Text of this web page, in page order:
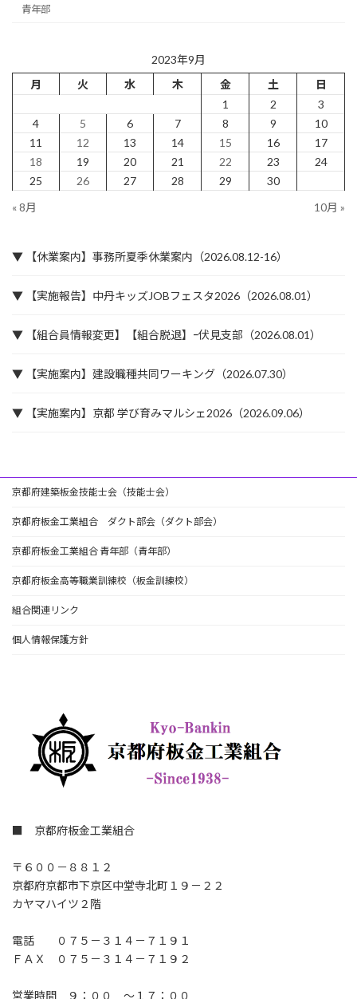
青年部
2023年9月
月
火 水 木 金 土
日
1
2
3
4
5 6 7 8 9
10
11
12 13 14 15 16
17
18
19 20 21 22 23
24
25
26 27 28 29
30
« 8月
10月 »
▼ 【休業案内】事務所夏季休業案内（2026.08.12-16）
▼ 【実施報告】中丹キッズJOBフェスタ2026（2026.08.01）
▼ 【組合員情報変更】【組合脱退】ｰ伏見支部（2026.08.01）
▼ 【実施案内】建設職種共同ワーキング（2026.07.30）
▼ 【実施案内】京都 学び育みマルシェ2026（2026.09.06）
京都府建築板金技能士会（技能士会）
京都府板金工業組合 ダクト部会（ダクト部会）
京都府板金工業組合 青年部（青年部）
京都府板金高等職業訓練校（板金訓練校）
組合関連リンク
個人情報保護方針
■ 京都府板金工業組合
〒６００－８８１２
京都府京都市下京区中堂寺北町１９－２２
カヤマハイツ２階
電話 ０７５－３１４－７１９１
ＦＡＸ ０７５－３１４－７１９２
営業時間 ９：００ ～１７：００